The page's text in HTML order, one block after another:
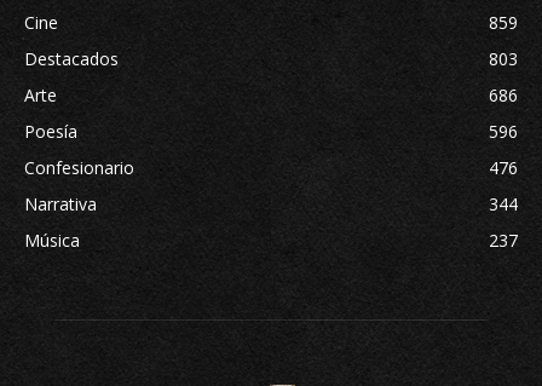
Cine
859
Destacados
803
Arte
686
Poesía
596
Confesionario
476
Narrativa
344
Música
237